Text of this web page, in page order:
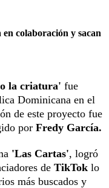
colaboración y sacan
la criatura' fue
Dominicana en el
de este proyecto fue
por Fredy García.
'Las Cartas', logró
de TikTok lo
más buscados y